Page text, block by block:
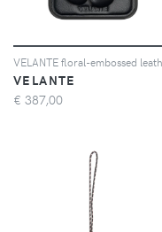
VELANTE
€ 387,00